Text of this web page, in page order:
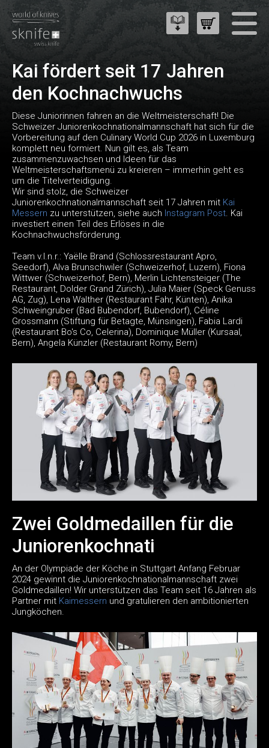
Kai fördert seit 17 Jahren
den Kochnachwuchs
Diese Juniorinnen fahren an die Weltmeisterschaft! Die
Schweizer Juniorenkochnationalmannschaft hat sich für die
Vorbereitung auf den Culinary World Cup 2026 in Luxemburg
komplett neu formiert. Nun gilt es, als Team
zusammenzuwachsen und Ideen für das
Weltmeisterschaftsmenü zu kreieren – immerhin geht es
um die Titelverteidigung.
Wir sind stolz, die Schweizer
Juniorenkochnationalmannschaft seit 17 Jahren mit Kai
Messern zu unterstützen, siehe auch Instagram Post. Kai
investiert einen Teil des Erlöses in die
Kochnachwuchsförderung.
Team v.l.n.r.: Yaëlle Brand (Schlossrestaurant Apro,
Seedorf), Alva Brunschwiler (Schweizerhof, Luzern), Fiona
Wittwer (Schweizerhof, Bern), Merlin Lichtensteiger (The
Restaurant, Dolder Grand Zürich), Julia Maier (Speck Genuss
AG, Zug), Lena Walther (Restaurant Fahr, Künten), Anika
Schweingruber (Bad Bubendorf, Bubendorf), Céline
Grossmann (Stiftung für Betagte, Münsingen), Fabia Lardi
(Restaurant Bo's Co, Celerina), Dominique Müller (Kursaal,
Bern), Angela Künzler (Restaurant Romy, Bern)
Zwei Goldmedaillen für die
Juniorenkochnati
An der Olympiade der Köche in Stuttgart Anfang Februar
2024 gewinnt die Juniorenkochnationalmannschaft zwei
Goldmedaillen! Wir unterstützen das Team seit 16 Jahren als
Partner mit Kaimessern und gratulieren den ambitionierten
Jungköchen.